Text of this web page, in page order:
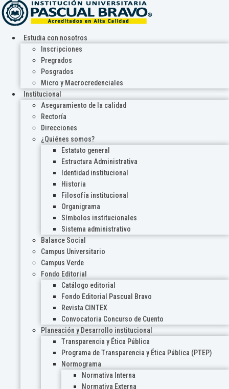
Estudia con nosotros
Inscripciones
Pregrados
Posgrados
Micro y Macrocredenciales
Institucional
Aseguramiento de la calidad
Rectoría
Direcciones
¿Quiénes somos?
Estatuto general
Estructura Administrativa
Identidad institucional
Historia
Filosofía institucional
Organigrama
Símbolos institucionales
Sistema administrativo
Balance Social
Campus Universitario
Campus Verde
Fondo Editorial
Catálogo editorial
Fondo Editorial Pascual Bravo
Revista CINTEX
Convocatoria Concurso de Cuento
Planeación y Desarrollo institucional
Transparencia y Ética Pública
Programa de Transparencia y Ética Pública (PTEP)
Normograma
Normativa Interna
Normativa Externa